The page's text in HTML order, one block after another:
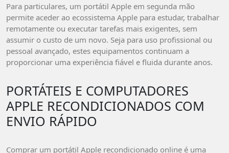
Para particulares, um portátil Apple em segunda mão
permite aceder ao ecossistema Apple para estudar, trabalhar
remotamente ou executar tarefas mais exigentes, sem
assumir o custo de um novo. Seja para uso profissional ou
pessoal avançado, estes equipamentos continuam a
proporcionar uma experiência fiável e fluida durante anos.
PORTÁTEIS E COMPUTADORES
APPLE RECONDICIONADOS COM
ENVIO RÁPIDO
Comprar um portátil Apple recondicionado online é uma